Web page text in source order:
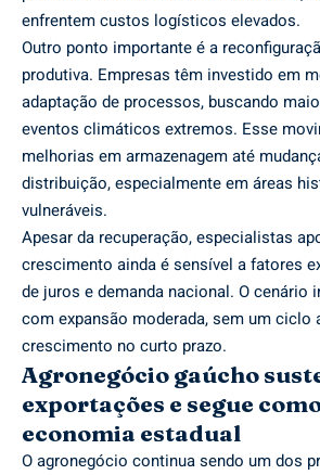
enfrentem custos logísticos elevados.
Outro ponto importante é a
produtiva. Empresas têm investido em
adaptação de processos, buscando
eventos climáticos extremos. Esse
melhorias em armazenagem até
distribuição, especialmente em áreas
vulneráveis.
Apesar da recuperação, especialistas
crescimento ainda é sensível a fatores
de juros e demanda nacional. O cenário
com expansão moderada, sem um ciclo
crescimento no curto prazo.
Agronegócio gaúcho
exportações e segue
economia estadual
O agronegócio continua sendo um dos